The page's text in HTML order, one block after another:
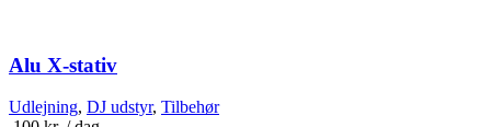
Alu X-stativ
Udlejning, DJ udstyr, Tilbehør